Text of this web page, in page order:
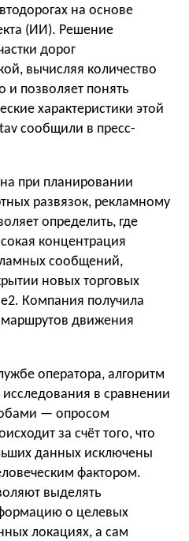
на основе
(ИИ). Решение
дорог
вычисляя количество
позволяет понять
характеристики этой
сообщили в пресс-
при планировании
развязок, рекламному
определить, где
концентрация
сообщений,
новых торговых
Компания получила
маршрутов движения
оператора, алгоритм
в сравнении
— опросом
за счёт того, что
данных исключены
фактором.
выделять
о целевых
локациях, а сам